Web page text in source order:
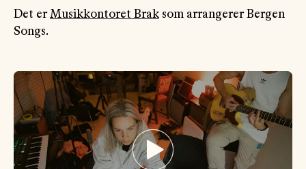
Det erMusikkontoret Brak som arrangerer Bergen
Songs.